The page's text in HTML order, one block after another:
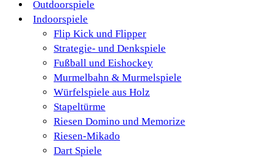
Outdoorspiele
Indoorspiele
Flip Kick und Flipper
Strategie- und Denkspiele
Fußball und Eishockey
Murmelbahn & Murmelspiele
Würfelspiele aus Holz
Stapeltürme
Riesen Domino und Memorize
Riesen-Mikado
Dart Spiele